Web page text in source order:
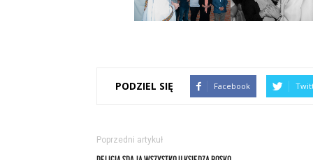
PODZIEL SIĘ Facebook
Poprzedni artykuł